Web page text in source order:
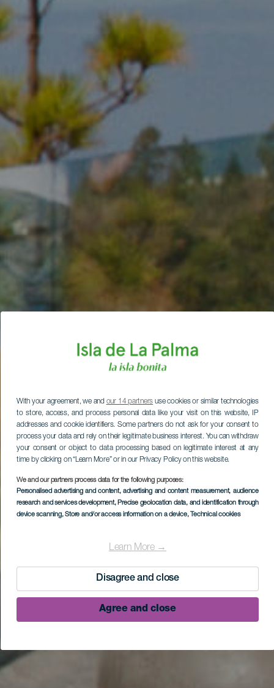
With your agreement, we and our 14 partners use cookies or similar technologies
to store, access, and process personal data like your visit on this website, IP
addresses and cookie identifiers. Some partners do not ask for your consent to
process your data and rely on their legitimate business interest. You can withdraw
your consent or object to data processing based on legitimate interest at any
time by clicking on “Learn More” or in our Privacy Policy on this website.
We and our partners process data for the following purposes:
Personalised advertising and content, advertising and content measurement, audience
research and services development, Precise geolocation data, and identification through
device scanning, Store and/or access information on a device, Technical cookies
Learn More →
Disagree and close
Agree and close